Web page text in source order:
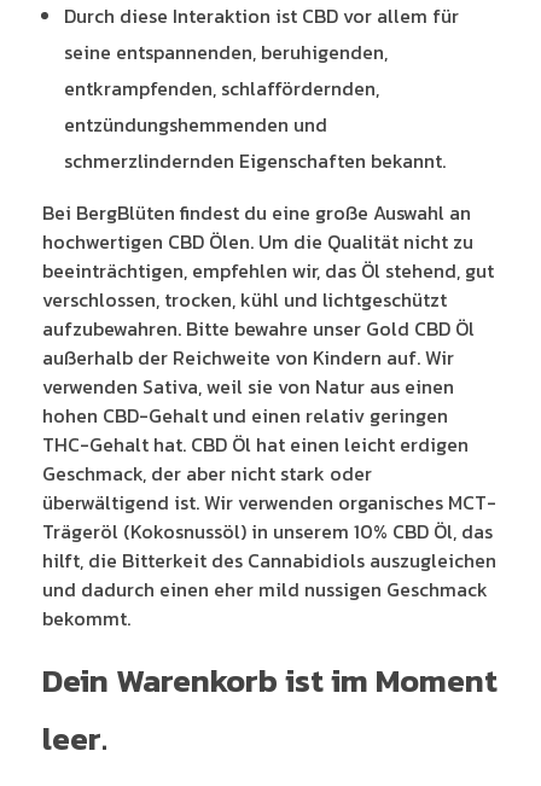
Durch diese Interaktion ist CBD vor allem für
seine entspannenden, beruhigenden,
entkrampfenden, schlaffördernden,
entzündungshemmenden und
schmerzlindernden Eigenschaften bekannt.
Bei BergBlüten findest du eine große Auswahl an
hochwertigen CBD Ölen. Um die Qualität nicht zu
beeinträchtigen, empfehlen wir, das Öl stehend, gut
verschlossen, trocken, kühl und lichtgeschützt
aufzubewahren. Bitte bewahre unser Gold CBD Öl
außerhalb der Reichweite von Kindern auf. Wir
verwenden Sativa, weil sie von Natur aus einen
hohen CBD-Gehalt und einen relativ geringen
THC-Gehalt hat. CBD Öl hat einen leicht erdigen
Geschmack, der aber nicht stark oder
überwältigend ist. Wir verwenden organisches MCT-
Trägeröl (Kokosnussöl) in unserem 10% CBD Öl, das
hilft, die Bitterkeit des Cannabidiols auszugleichen
und dadurch einen eher mild nussigen Geschmack
bekommt.
Dein Warenkorb ist im Moment
leer.